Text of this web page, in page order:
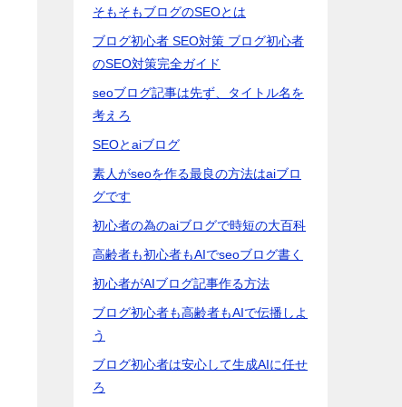
そもそもブログのSEOとは
ブログ初心者 SEO対策 ブログ初心者
のSEO対策完全ガイド
seoブログ記事は先ず、タイトル名を
考えろ
SEOとaiブログ
素人がseoを作る最良の方法はaiブロ
グです
初心者の為のaiブログで時短の大百科
高齢者も初心者もAIでseoブログ書く
初心者がAIブログ記事作る方法
ブログ初心者も高齢者もAIで伝播しよ
う
ブログ初心者は安心して生成AIに任せ
ろ